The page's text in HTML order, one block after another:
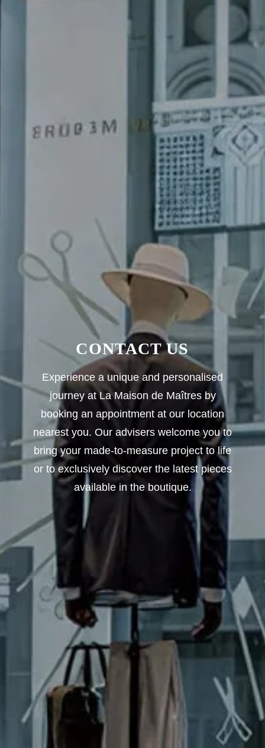
CONTACT US
Experience a unique and personalised
journey at La Maison de Maîtres by
booking an appointment at our location
nearest you. Our advisers welcome you to
bring your made-to-measure project to life
or to exclusively discover the latest pieces
available in the boutique.